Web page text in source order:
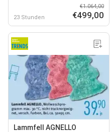
23 Stunden
€1.064,00
€499,00
Lammfell AGNELLO